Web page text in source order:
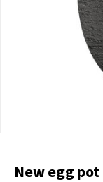
New egg pot